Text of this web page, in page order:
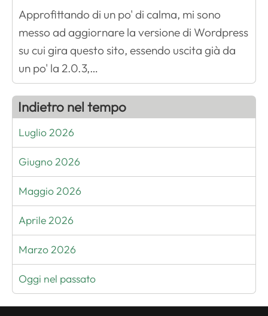
Approfittando di un po' di calma, mi sono
messo ad aggiornare la versione di Wordpress
su cui gira questo sito, essendo uscita già da
un po' la 2.0.3,…
Indietro nel tempo
Luglio 2026
Giugno 2026
Maggio 2026
Aprile 2026
Marzo 2026
Oggi nel passato